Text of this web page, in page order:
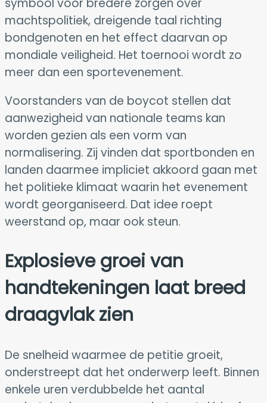
machtspolitiek, dreigende taal richting
bondgenoten en het effect daarvan op
mondiale veiligheid. Het toernooi wordt zo
meer dan een sportevenement.
Voorstanders van de boycot stellen dat
aanwezigheid van nationale teams kan
worden gezien als een vorm van
normalisering. Zij vinden dat sportbonden en
landen daarmee impliciet akkoord gaan met
het politieke klimaat waarin het evenement
wordt georganiseerd. Dat idee roept
weerstand op, maar ook steun.
Explosieve groei van
handtekeningen laat breed
draagvlak zien
De snelheid waarmee de petitie groeit,
onderstreept dat het onderwerp leeft. Binnen
enkele uren verdubbelde het aantal